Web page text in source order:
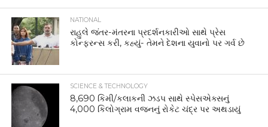
NATIONAL
રાહુલે જંતર-મંતરના પ્રદર્શનકારીઓ સાથે પ્રેસ
કોન્ફરન્સ કરી, કહ્યું- તેમને દેશના યુવાનો પર ગર્વ છે
SCIENCE & TECHNOLOGY
8,690 કિમી/કલાકની ઝડપ સાથે સ્પેસએક્સનું
4,000 કિલોગ્રામ વજનનું રોકેટ ચંદ્ર પર અથડાયું